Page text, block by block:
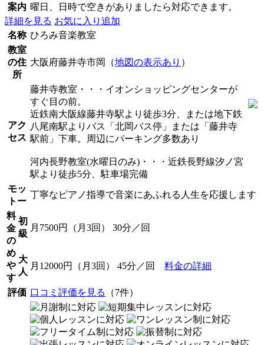
案内 曜日、日時で空きがありましたら対応できます。
詳細を見る お気に入り追加
名称 ひろみ音楽教室
教室
の住
所
大阪府藤井寺市岡（地図の表示あり ）
アク
セス
藤井寺教室・・・イオンショッピングセンターが
すぐ目の前。
近鉄南大阪線藤井寺駅より徒歩3分、または地下鉄
八尾南駅よりバス「北岡バス停」または「藤井寺
駅前」下車。周辺にパーキング多数あり
河内長野教室(水曜日のみ)・・・近鉄長野線汐ノ宮
駅より徒歩5分、駐車場完備
モッ
トー
丁寧なピアノ指導で音楽にあふれる人生を応援します
料
金
の
め
や
す
初
級
月7500円（月3回） 30分／回
大
人
月12000円（月3回） 45分／回 料金の詳細
評価 口コミ評価を見る （7件）